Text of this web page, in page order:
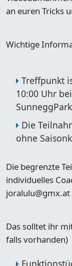
an euren Tricks
Wichtige
Treffpunkt
10:00 Uhr
Die
ohne
Die begrenzte
individuelles
joralulu@gmx.at
Das solltet ihr
falls vorhanden)